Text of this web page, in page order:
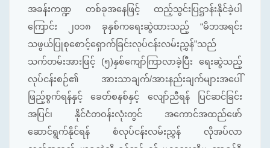
အခန်းကဏ္ဍ တစ်ခုအနေဖြင့် ထည့်သွင်းပြဋ္ဌာန်းနိုင်ခဲ့ပါ
ကြောင်း ၂၀၁၈ ခုနှစ်ကရေးဆွဲထားသည့် “မိဘအရင်း
သဖွယ်ပြုစုစောင့်ရှောက်ခြင်းလုပ်ငန်းလမ်းညွှန်”သည်
သက်တမ်းအားဖြင့် (၅)နှစ်ကျော်ကြာလာခဲ့ပြီး ရေးဆွဲသည့်
လုပ်ငန်းစဉ်၏ အားသာချက်/အားနည်းချက်များအပေါ်
ဖြည့်စွက်ရန်နှင့် ခေတ်စနစ်နှင့် လျော်ညီရန် ပြင်ဆင်ခြင်း
အပြင်၊ နိုင်ငံတဝန်းလုံးတွင် အကောင်အထည်ဖော်
ဆောင်ရွက်နိုင်ရန် စံလုပ်ငန်းလမ်းညွှန် လိုအပ်လာ